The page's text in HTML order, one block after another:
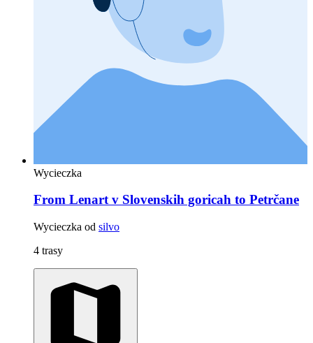
Wycieczka
From Lenart v Slovenskih goricah to Petrčane
Wycieczka od silvo
4 trasy